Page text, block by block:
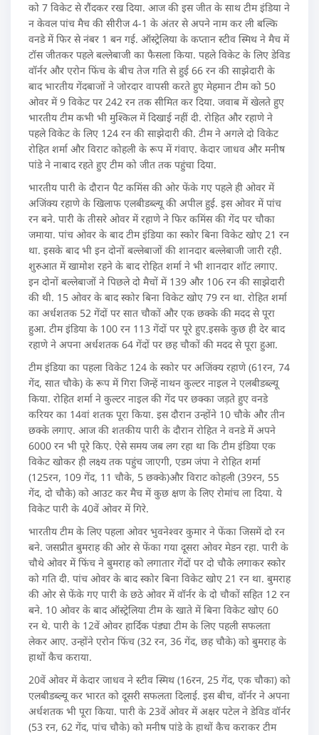
को 7 विकेट से रौंदकर रख दिया. आज की इस जीत के साथ टीम इंडिया ने
न केवल पांच मैच की सीरीज 4-1 के अंतर से अपने नाम कर ली बल्कि
वनडे में फिर से नंबर 1 बन गई. ऑस्‍ट्रेलिया के कप्‍तान स्‍टीव स्मिथ ने मैच में
टॉस जीतकर पहले बल्‍लेबाजी का फैसला किया. पहले विकेट के लिए डेविड
वॉर्नर और एरोन फिंच के बीच तेज गति से हुई 66 रन की साझेदारी के
बाद भारतीय गेंदबाजों ने जोरदार वापसी करते हुए मेहमान टीम को 50
ओवर में 9 विकेट पर 242 रन तक सीमित कर दिया. जवाब में खेलते हुए
भारतीय टीम कभी भी मुश्किल में दिखाई नहीं दी. रोहित और रहाणे ने
पहले विकेट के लिए 124 रन की साझेदारी की. टीम ने अगले दो विकेट
रोहित शर्मा और विराट कोहली के रूप में गंवाए. केदार जाधव और मनीष
पांडे ने नाबाद रहते हुए टीम को जीत तक पहुंचा दिया.
भारतीय पारी के दौरान पैट कमिंस की ओर फेंके गए पहले ही ओवर में
अजिंक्‍य रहाणे के खिलाफ एलबीडब्‍ल्‍यू की अपील हुई. इस ओवर में पांच
रन बने. पारी के तीसरे ओवर में रहाणे ने फिर कमिंस की गेंद पर चौका
जमाया. पांच ओवर के बाद टीम इंडिया का स्‍कोर बिना विकेट खोए 21 रन
था. इसके बाद भी इन दोनों बल्‍लेबाजों की शानदार बल्‍लेबाजी जारी रही.
शुरुआत में खामोश रहने के बाद रोहित शर्मा ने भी शानदार शॉट लगाए.
इन दोनों बल्‍लेबाजों ने पिछले दो मैचों में 139 और 106 रन की साझेदारी
की थी. 15 ओवर के बाद स्‍कोर बिना विकेट खोए 79 रन था. रोहित शर्मा
का अर्धशतक 52 गेंदों पर सात चौकों और एक छक्‍के की मदद से पूरा
हुआ. टीम इंडिया के 100 रन 113 गेंदों पर पूरे हुए.इसके कुछ ही देर बाद
रहाणे ने अपना अर्धशतक 64 गेंदों पर छह चौकों की मदद से पूरा हुआ.
टीम इंडिया का पहला विकेट 124 के स्‍कोर पर अजिंक्‍य रहाणे (61रन, 74
गेंद, सात चौके) के रूप में गिरा जिन्‍हें नाथन कुल्‍टर नाइल ने एलबीडब्‍ल्‍यू
किया. रोहित शर्मा ने कुल्‍टर नाइल की गेंद पर छक्‍का जड़ते हुए वनडे
करियर का 14वां शतक पूरा किया. इस दौरान उन्‍होंने 10 चौके और तीन
छक्‍के लगाए. आज की शतकीय पारी के दौरान रोहित ने वनडे में अपने
6000 रन भी पूरे किए. ऐसे समय जब लग रहा था कि टीम इंडिया एक
विकेट खोकर ही लक्ष्‍य तक पहुंच जाएगी, एडम जंपा ने रोहित शर्मा
(125रन, 109 गेंद, 11 चौके, 5 छक्‍के)और विराट कोहली (39रन, 55
गेंद, दो चौके) को आउट कर मैच में कुछ क्षण के लिए रोमांच ला दिया. ये
विकेट पारी के 40वें ओवर में गिरे.
भारतीय टीम के लिए पहला ओवर भुवनेश्‍वर कुमार ने फेंका जिसमें दो रन
बने. जसप्रीत बुमराह की ओर से फेंका गया दूसरा ओवर मेडन रहा. पारी के
चौथे ओवर में फिंच ने बुमराह को लगातार गेंदों पर दो चौके लगाकर स्‍कोर
को गति दी. पांच ओवर के बाद स्‍कोर बिना विकेट खोए 21 रन था. बुमराह
की ओर से फेंके गए पारी के छठे ओवर में वॉर्नर के दो चौकों सहित 12 रन
बने. 10 ओवर के बाद ऑस्‍ट्रेलिया टीम के खाते में बिना विकेट खोए 60
रन थे. पारी के 12वें ओवर हार्दिक पंड्या टीम के लिए पहली सफलता
लेकर आए. उन्‍होंने एरोन फिंच (32 रन, 36 गेंद, छह चौके) को बुमराह के
हाथों कैच कराया.
20वें ओवर में केदार जाधव ने स्‍टीव स्मिथ (16रन, 25 गेंद, एक चौका) को
एलबीडब्‍ल्‍यू कर भारत को दूसरी सफलता दिलाई. इस बीच, वॉर्नर ने अपना
अर्धशतक भी पूरा किया. पारी के 23वें ओवर में अक्षर पटेल ने डेविड वॉर्नर
(53 रन, 62 गेंद, पांच चौके) को मनीष पांडे के हाथों कैच कराकर टीम